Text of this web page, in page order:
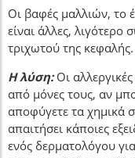
Οι βαφές μαλλιών, το
είναι άλλες, λιγότερο
τριχωτού της κεφαλής.
Η λύση:Οι
από μόνες τους, αν
αποφύγετε τα χημικά
απαιτήσει κάποιες
ενός δερματολόγου